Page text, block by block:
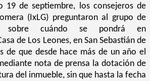
19 de septiembre, los consejeros de
(IxLG) preguntaron al grupo de
sobre cuándo se pondrá en
de Los Leones, en San Sebastián de
de que desde hace más de un año el
nota de prensa la dotación de
del inmueble, sin que hasta la fecha